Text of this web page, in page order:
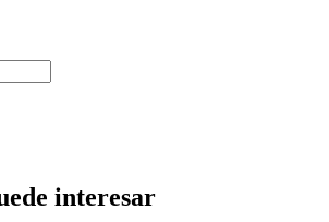
interesar